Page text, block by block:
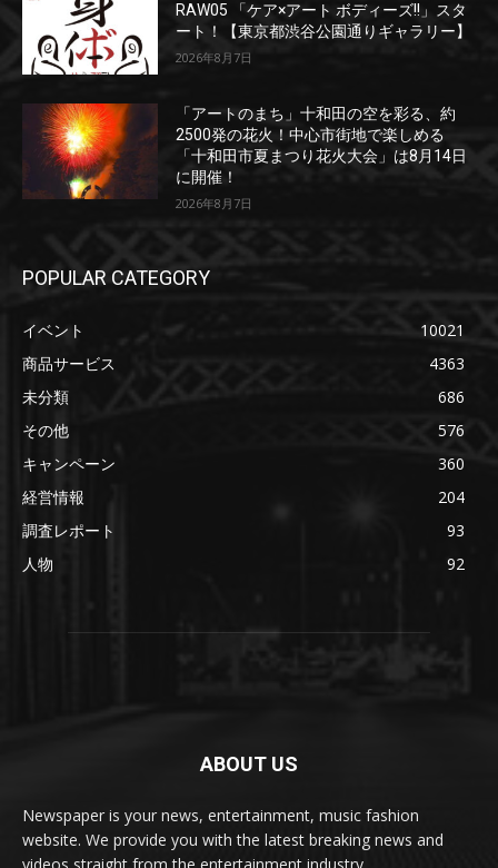
RAW05 「ケア×アート ボディーズ!!」スタ
ート！【東京都渋谷公園通りギャラリー】
2026年8月7日
「アートのまち」十和田の空を彩る、約
2500発の花火！中心市街地で楽しめる
「十和田市夏まつり花火大会」は8月14日
に開催！
2026年8月7日
POPULAR CATEGORY
イベント
10021
商品サービス
4363
未分類
686
その他
576
キャンペーン
360
経営情報
204
調査レポート
93
人物
92
ABOUT US
Newspaper is your news, entertainment, music fashion
website. We provide you with the latest breaking news and